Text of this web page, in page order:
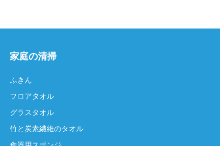
家庭の清掃
ふきん
フロアタオル
グラスタオル
竹と炭素繊維のタオル